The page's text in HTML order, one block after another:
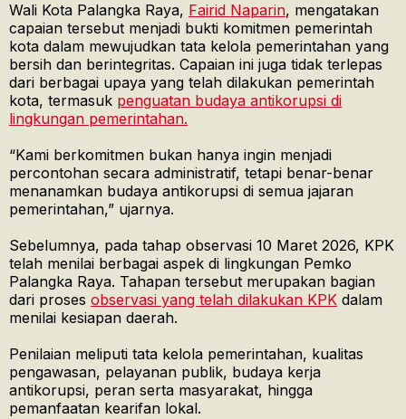
Wali Kota Palangka Raya, Fairid Naparin, mengatakan
capaian tersebut menjadi bukti komitmen pemerintah
kota dalam mewujudkan tata kelola pemerintahan yang
bersih dan berintegritas. Capaian ini juga tidak terlepas
dari berbagai upaya yang telah dilakukan pemerintah
kota, termasuk penguatan budaya antikorupsi di
lingkungan pemerintahan.
“Kami berkomitmen bukan hanya ingin menjadi
percontohan secara administratif, tetapi benar-benar
menanamkan budaya antikorupsi di semua jajaran
pemerintahan,” ujarnya.
Sebelumnya, pada tahap observasi 10 Maret 2026, KPK
telah menilai berbagai aspek di lingkungan Pemko
Palangka Raya. Tahapan tersebut merupakan bagian
dari proses observasi yang telah dilakukan KPK dalam
menilai kesiapan daerah.
Penilaian meliputi tata kelola pemerintahan, kualitas
pengawasan, pelayanan publik, budaya kerja
antikorupsi, peran serta masyarakat, hingga
pemanfaatan kearifan lokal.